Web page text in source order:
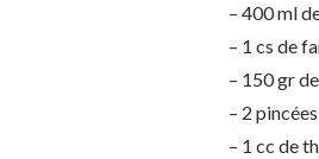
– 400 ml
– 1 cs de
– 150 gr
– 2
– 1 cc de